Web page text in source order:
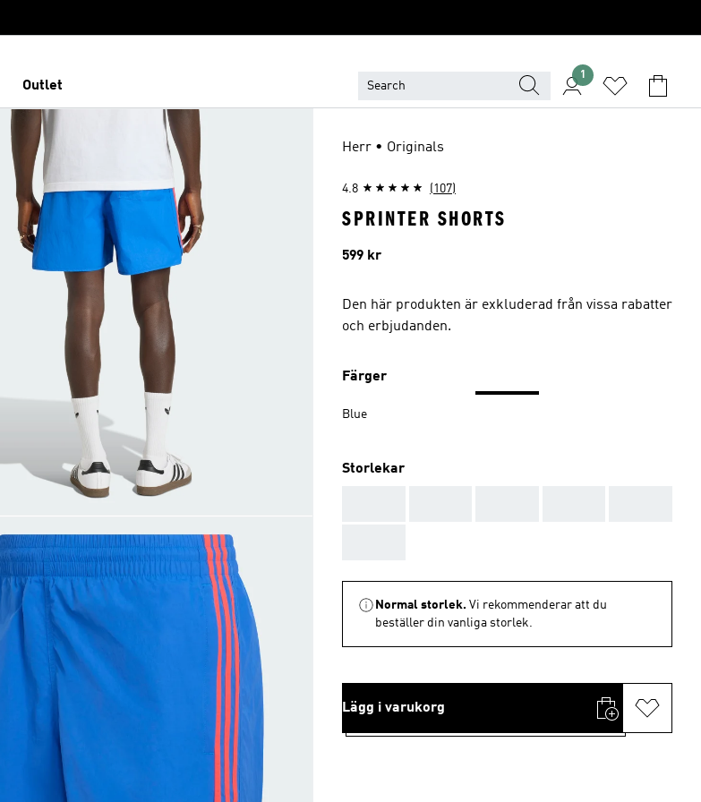
Outlet
1
Herr • Originals
4.8 (107)
SPRINTER SHORTS
Pris
599 kr
Den här produkten är exkluderad från vissa rabatter
och erbjudanden.
Färger
Blue
Storlekar
Normal storlek. Vi rekommenderar att du
beställer din vanliga storlek.
Lägg i varukorg